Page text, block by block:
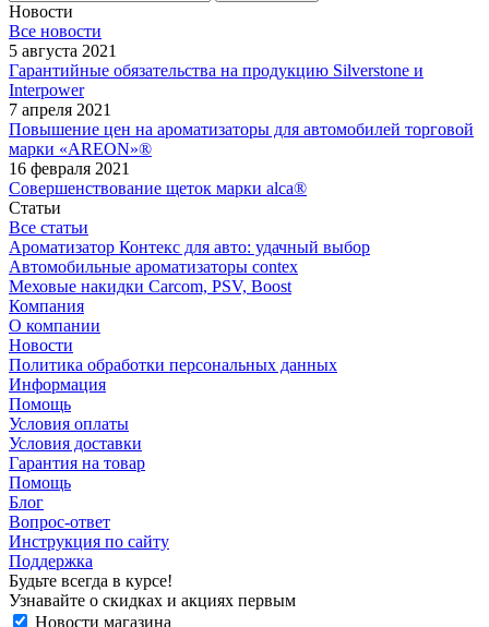
Новости
Все новости
5 августа 2021
Гарантийные обязательства на продукцию Silverstone и
Interpower
7 апреля 2021
Повышение цен на ароматизаторы для автомобилей торговой
марки «AREON»®
16 февраля 2021
Совершенствование щеток марки alca®
Статьи
Все статьи
Ароматизатор Контекс для авто: удачный выбор
Автомобильные ароматизаторы contex
Меховые накидки Carcom, PSV, Boost
Компания
О компании
Новости
Политика обработки персональных данных
Информация
Помощь
Условия оплаты
Условия доставки
Гарантия на товар
Помощь
Блог
Вопрос-ответ
Инструкция по сайту
Поддержка
Будьте всегда в курсе!
Узнавайте о скидках и акциях первым
Новости магазина